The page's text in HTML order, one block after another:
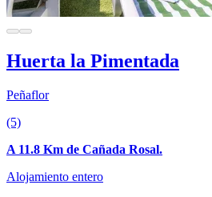
Huerta la Pimentada
Peñaflor
(5)
A 11.8 Km de Cañada Rosal.
Alojamiento entero